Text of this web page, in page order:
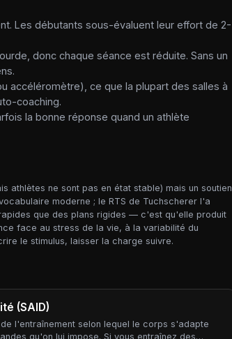
Les débutants sous-évaluent leur effort de 2-
donc chaque séance est réduite. Sans un
accéléromètre), ce que la plupart des salles à
coaching.
la bonne réponse quand un athlète
athlètes ne sont pas en état stable) mais un soutien
moderne ; le RTS de Tuchscherer l'a
que des plans rigides — c'est qu'elle produit
face au stress de la vie, à la variabilité du
le stimulus, laisser la charge suivre.
(SAID)
l'entraînement selon lequel le corps s'adapte
qu'on lui impose. Si vous entraînez des